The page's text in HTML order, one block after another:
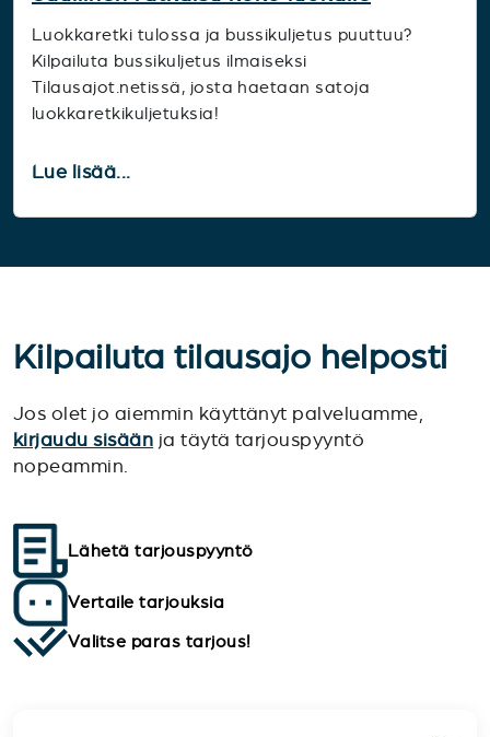
Luokkaretki tulossa ja bussikuljetus puuttuu?
Kilpailuta bussikuljetus ilmaiseksi
Tilausajot.netissä, josta haetaan satoja
luokkaretkikuljetuksia!
Lue lisää...
Kilpailuta tilausajo helposti
Jos olet jo aiemmin käyttänyt palveluamme,
kirjaudu sisään ja täytä tarjouspyyntö
nopeammin.
Lähetä tarjouspyyntö
Vertaile tarjouksia
Valitse paras tarjous!